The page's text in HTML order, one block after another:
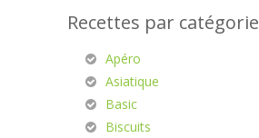
Recettes par catégorie
Apéro
Asiatique
Basic
Biscuits